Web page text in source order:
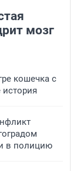
мозг
кошечка с
в полицию